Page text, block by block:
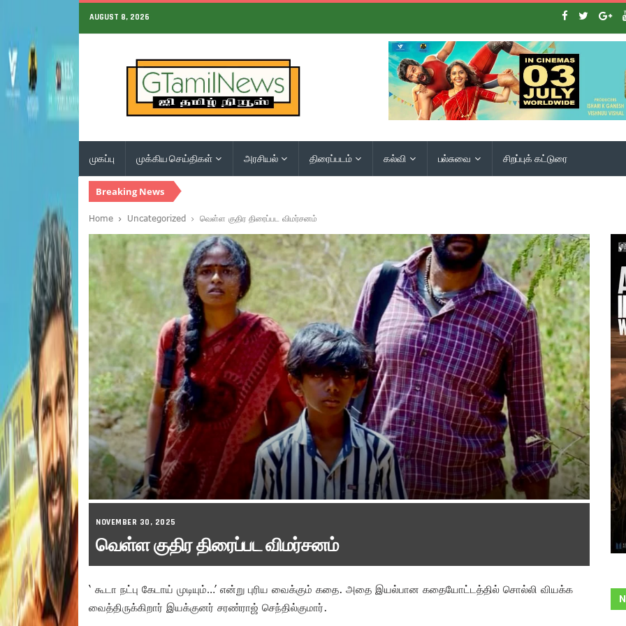
AUGUST 8, 2026
முகப்பு முக்கிய செய்திகள் அரசியல் திரைப்படம் கல்வி பல்சுவை சிறப்புக் கட்டுரை
Breaking News
Home Uncategorized வெள்ள குதிர திரைப்பட விமர்சனம்
NOVEMBER 30, 2025
வெள்ள குதிர திரைப்பட விமர்சனம்
‘ கூடா நட்பு கேடாய் முடியும்…’ என்று புரிய வைக்கும் கதை. அதை இயல்பான கதையோட்டத்தில் சொல்லி வியக்க
வைத்திருக்கிறார் இயக்குனர் சரண்ராஜ் செந்தில்குமார்.